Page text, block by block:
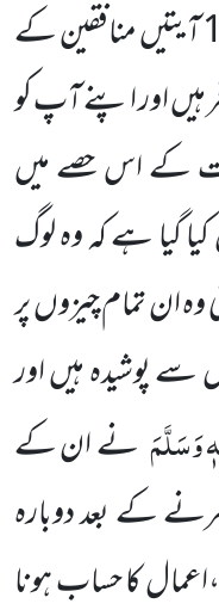
سے کافر ہیں اور اس کے بعد 13 آیتیں منافقین کے
ہیں اور اپنے آپ کو
کے اس حصے میں
گیا ہے کہ وہ لوگ
وہ ان تمام چیزوں پر
سے پوشیدہ ہیں اور
وَسَلَّمَ نے ان کے
کے بعد دوبارہ
کا حساب ہونا